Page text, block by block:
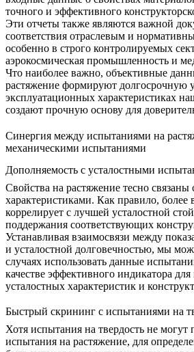
точного и эффективного
Эти отчеты также являются важной
соответствия отраслевым и
особенно в строго контролируемых
аэрокосмическая промышленность и
Что наиболее важно, объективные
растяжение формируют долгосрочную
эксплуатационных характеристиках
создают прочную основу для
Синергия между испытаниями на
механическими испытаниями
Дополняемость с усталостными
Свойства на растяжение тесно связаны
характеристиками. Как правило, более
коррелирует с лучшей усталостной
поддержания соответствующих
Устанавливая взаимосвязи между
и усталостной долговечностью, мы
случаях использовать данные
качестве эффективного индикатора
усталостных характеристик и
Быстрый скрининг с испытаниями на
Хотя испытания на твердость не могут
испытания на растяжение, для